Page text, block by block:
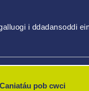
i ddadansoddi
Caniatáu pob cwci